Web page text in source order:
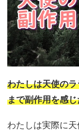
わたしは天使の
まで副作用を感
わたしは実際に